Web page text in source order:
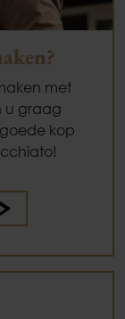
met
u graag
kop